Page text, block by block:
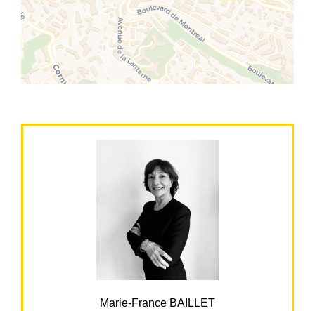
Marie-France BAILLET